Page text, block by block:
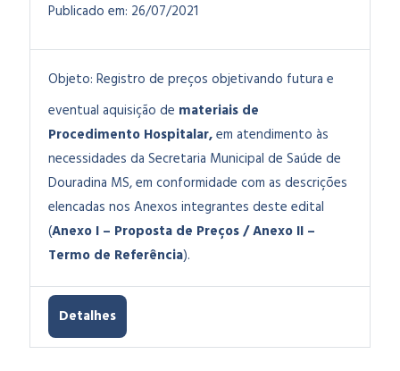
Publicado em: 26/07/2021
Objeto: Registro de preços objetivando futura e
eventual aquisição de materiais de
Procedimento Hospitalar,em atendimento às
necessidades da Secretaria Municipal de Saúde de
Douradina MS, em conformidade com as descrições
elencadas nos Anexos integrantes deste edital
(Anexo I – Proposta de Preços / Anexo II –
Termo de Referência).
Detalhes